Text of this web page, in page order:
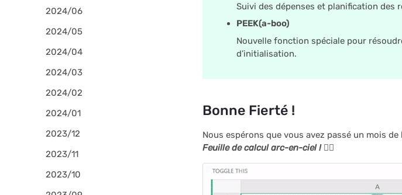
2024/06
2024/05
2024/04
2024/03
2024/02
2024/01
2023/12
2023/11
2023/10
Suivi des dépenses et planification des
PEEK(a-boo)
Nouvelle fonction spéciale pour
d’initialisation.
Bonne Fierté !
Nous espérons que vous avez passé un mois
Feuille de calcul arc-en-ciel !🏳‍🌈